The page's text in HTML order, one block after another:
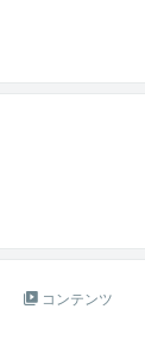
コンテンツ